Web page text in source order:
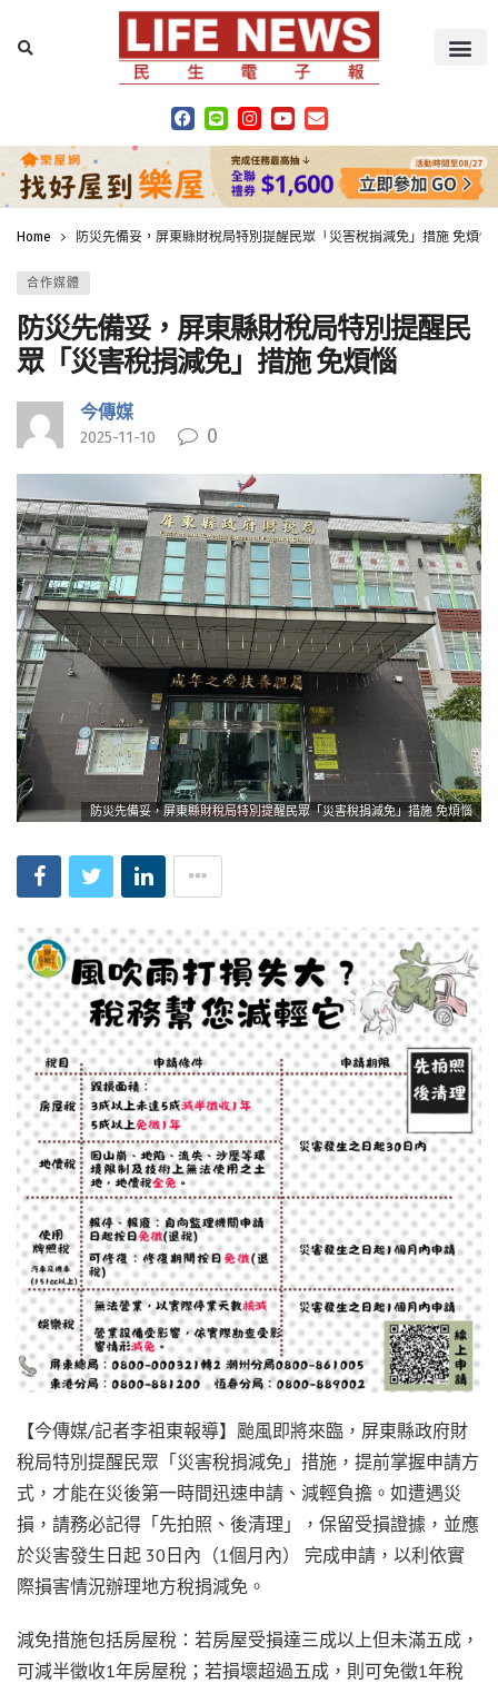
Home 防災先備妥，屏東縣財稅局特別提醒民眾「災害稅捐減免」措施 免煩惱
合作媒體
防災先備妥，屏東縣財稅局特別提醒民
眾「災害稅捐減免」措施 免煩惱
今傳媒
2025-11-10 0
防災先備妥，屏東縣財稅局特別提醒民眾「災害稅捐減免」措施 免煩惱
【今傳媒/記者李祖東報導】颱風即將來臨，屏東縣政府財
稅局特別提醒民眾「災害稅捐減免」措施，提前掌握申請方
式，才能在災後第一時間迅速申請、減輕負擔。如遭遇災
損，請務必記得「先拍照、後清理」，保留受損證據，並應
於災害發生日起 30日內（1個月內） 完成申請，以利依實
際損害情況辦理地方稅捐減免。
減免措施包括房屋稅：若房屋受損達三成以上但未滿五成，
可減半徵收1年房屋稅；若損壞超過五成，則可免徵1年稅